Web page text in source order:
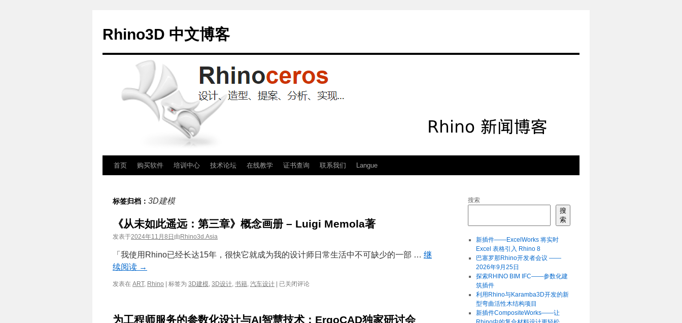
Rhino3D 中文博客
正
首页 购买软件 培训中心 技术论坛 在线教学 证书查询 联系我们 Langue
标签归档： 3D建模
《从未如此遥远：第三章》概念画册 – Luigi Memola著
发表于2024年11月8日 由 Rhino3d.Asia
「我使用Rhino已经长达15年，很快它就成为我的设计师日常生活中不可缺少的一部 … 继
续阅读 →
发表在 ART, Rhino 标签为 3D建模, 3D设计, 书籍, 汽车设计
《从
遥
已关闭评论
为工程师服务的参数化设计与AI智慧技术：ErgoCAD独家研讨会
搜索
搜
索
新插件——ExcelWorks 将实时
Excel 表格引入 Rhino 8
巴塞罗那Rhino开发者会议 ——
2026年9月25日
探索RHINO BIM IFC——参数化建
筑插件
利用Rhino与Karamba3D开发的新
型弯曲活性木结构项目
新插件CompositeWorks——让